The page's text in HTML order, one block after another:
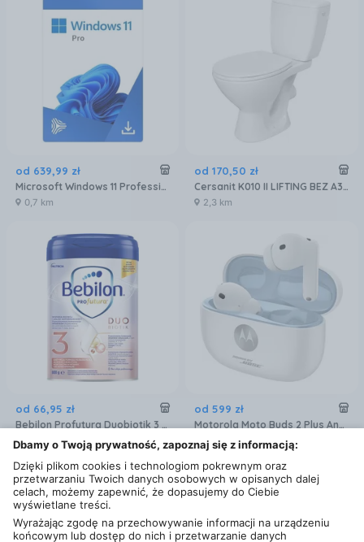
od 639,99 zł
Microsoft Windows 11 Professional 32/64 BiT
0,7 km
od 170,50 zł
Cersanit K010 II LIFTING BEZ A3/8C K11-0063-PP
2,3 km
od 66,95 zł
Bebilon Profutura Duobiotik 3 formuła na bazie mleka po 1. roku życia 800 g
0,4 km
od 599 zł
Motorola Moto Buds 2 Plus Anc Biały
0,7 km
Dbamy o Twoją prywatność, zapoznaj się z informacją:
Dzięki plikom cookies i technologiom pokrewnym oraz
przetwarzaniu Twoich danych osobowych w opisanych dalej
celach, możemy zapewnić, że dopasujemy do Ciebie
wyświetlane treści.
Wyrażając zgodę na przechowywanie informacji na urządzeniu
końcowym lub dostęp do nich i przetwarzanie danych